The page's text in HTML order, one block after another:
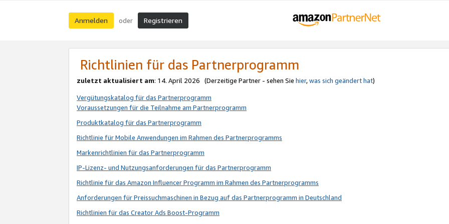
Anmelden oder Registrieren
Richtlinien für das Partnerprogramm
zuletzt aktualisiert am: 14. April 2026 (Derzeitige Partner - sehen Sie hier,was sich geändert hat)
Vergütungskatalog für das Partnerprogramm
Voraussetzungen für die Teilnahme am Partnerprogramm
Produktkatalog für das Partnerprogramm
Richtlinie für Mobile Anwendungen im Rahmen des Partnerprogramms
Markenrichtlinien für das Partnerprogramm
IP-Lizenz- und Nutzungsanforderungen für das Partnerprogramm
Richtlinie für das Amazon Influencer Programm im Rahmen des Partnerprogramms
Anforderungen für Preissuchmaschinen in Bezug auf das Partnerprogramm in Deutschland
Richtlinien für das Creator Ads Boost-Programm